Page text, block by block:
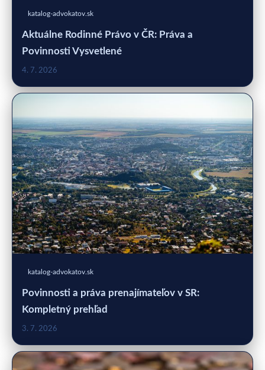
katalog-advokatov.sk
Aktuálne Rodinné Právo v ČR: Práva a
Povinnosti Vysvetlené
4. 7. 2026
katalog-advokatov.sk
Povinnosti a práva prenajímateľov v SR:
Kompletný prehľad
3. 7. 2026